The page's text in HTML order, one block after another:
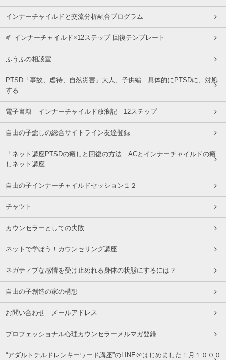
インナーチャイルドと交流分析融合プログラム
🌱 インナーチャイルド×12ステップ 回復テンプレート
ふうふの相談室
PTSD「事故、虐待、自然災害」大人、子供編 具体的にPTSDに、対処
する
電子書籍 インナーチャイルド放浪記 12ステップ
自由の子癒しの総合サイトライン友達登録
「ネット講座PTSDの癒しと回復の方法 ACとインナーチャイルドの癒
しネット講座
自由の子インナーチャイルドセッション１２
チャツト
カウンセラーとしての失敗
ネットで学ぼう！カウンセリング講座
ネガティブな感情を受け止めれる身体の状態にするには？
自由の子創造の家の構想
お問い合わせ メールアドレス
プロフェッショナル心理カウンセラーメルマガ登録
“アダルトチルドレンキーワード講座”のLINE＠はじめました！月１０００